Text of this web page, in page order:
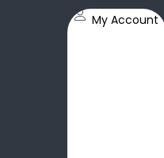
My Account